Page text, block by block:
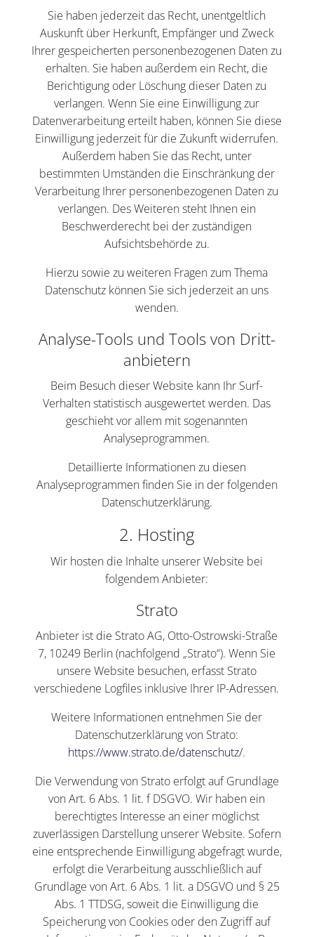
Sie haben jederzeit das Recht, unentgeltlich
Auskunft über Herkunft, Empfänger und Zweck
Ihrer gespeicherten personenbezogenen Daten zu
erhalten. Sie haben außerdem ein Recht, die
Berichtigung oder Löschung dieser Daten zu
verlangen. Wenn Sie eine Einwilligung zur
Datenverarbeitung erteilt haben, können Sie diese
Einwilligung jederzeit für die Zukunft widerrufen.
Außerdem haben Sie das Recht, unter
bestimmten Umständen die Einschränkung der
Verarbeitung Ihrer personenbezogenen Daten zu
verlangen. Des Weiteren steht Ihnen ein
Beschwerderecht bei der zuständigen
Aufsichtsbehörde zu.
Hierzu sowie zu weiteren Fragen zum Thema
Datenschutz können Sie sich jederzeit an uns
wenden.
Analyse-Tools und Tools von Dritt­
anbietern
Beim Besuch dieser Website kann Ihr Surf-
Verhalten statistisch ausgewertet werden. Das
geschieht vor allem mit sogenannten
Analyseprogrammen.
Detaillierte Informationen zu diesen
Analyseprogrammen finden Sie in der folgenden
Datenschutzerklärung.
2. Hosting
Wir hosten die Inhalte unserer Website bei
folgendem Anbieter:
Strato
Anbieter ist die Strato AG, Otto-Ostrowski-Straße
7, 10249 Berlin (nachfolgend „Strato“). Wenn Sie
unsere Website besuchen, erfasst Strato
verschiedene Logfiles inklusive Ihrer IP-Adressen.
Weitere Informationen entnehmen Sie der
Datenschutzerklärung von Strato:
https://www.strato.de/datenschutz/.
Die Verwendung von Strato erfolgt auf Grundlage
von Art. 6 Abs. 1 lit. f DSGVO. Wir haben ein
berechtigtes Interesse an einer möglichst
zuverlässigen Darstellung unserer Website. Sofern
eine entsprechende Einwilligung abgefragt wurde,
erfolgt die Verarbeitung ausschließlich auf
Grundlage von Art. 6 Abs. 1 lit. a DSGVO und § 25
Abs. 1 TTDSG, soweit die Einwilligung die
Speicherung von Cookies oder den Zugriff auf